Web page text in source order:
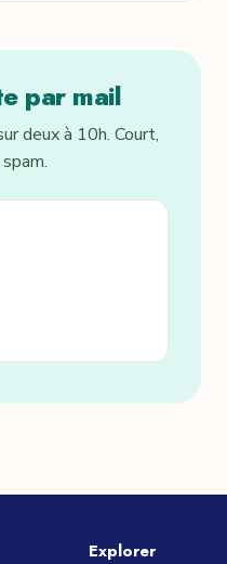
par mail
deux à 10h. Court,
Explorer